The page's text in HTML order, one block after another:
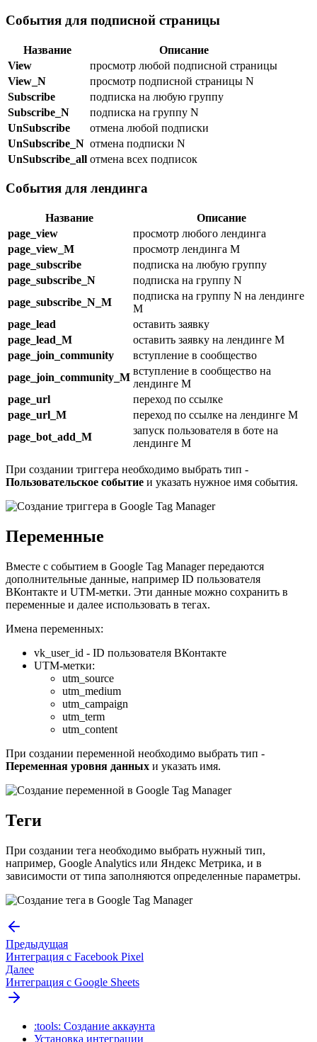
События для подписной страницы
Название
Описание
View
просмотр любой подписной страницы
View_N
просмотр подписной страницы N
Subscribe
подписка на любую группу
Subscribe_N
подписка на группу N
UnSubscribe
отмена любой подписки
UnSubscribe_N отмена подписки N
UnSubscribe_all отмена всех подписок
События для лендинга
Название
Описание
page_view
просмотр любого лендинга
page_view_M
просмотр лендинга M
page_subscribe
подписка на любую группу
page_subscribe_N
подписка на группу N
page_subscribe_N_M
подписка на группу N на лендинге
M
page_lead
оставить заявку
page_lead_M
оставить заявку на лендинге M
page_join_community
вступление в сообщество
page_join_community_M
вступление в сообщество на
лендинге M
page_url
переход по ссылке
page_url_M
переход по ссылке на лендинге M
page_bot_add_M
запуск пользователя в боте на
лендинге M
При создании триггера необходимо выбрать тип -
Пользовательское событие и указать нужное имя события.
Переменные
Вместе с событием в Google Tag Manager передаются
дополнительные данные, например ID пользователя
ВКонтакте и UTM-метки. Эти данные можно сохранить в
переменные и далее использовать в тегах.
Имена переменных:
vk_user_id - ID пользователя ВКонтакте
UTM-метки:
utm_source
utm_medium
utm_campaign
utm_term
utm_content
При создании переменной необходимо выбрать тип -
Переменная уровня данных и указать имя.
Теги
При создании тега необходимо выбрать нужный тип,
например, Google Analytics или Яндекс Метрика, и в
зависимости от типа заполняются определенные параметры.
Предыдущая
Интеграция с Facebook Pixel
Далее
Интеграция с Google Sheets
:tools: Создание аккаунта
Установка интеграции